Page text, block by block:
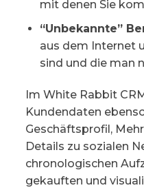
mit denen Sie
“Unbekannte”
aus dem Internet
sind und die man
Im White Rabbit
Kundendaten
Geschäftsprofil,
Details zu sozialen
chronologischen
gekauften und